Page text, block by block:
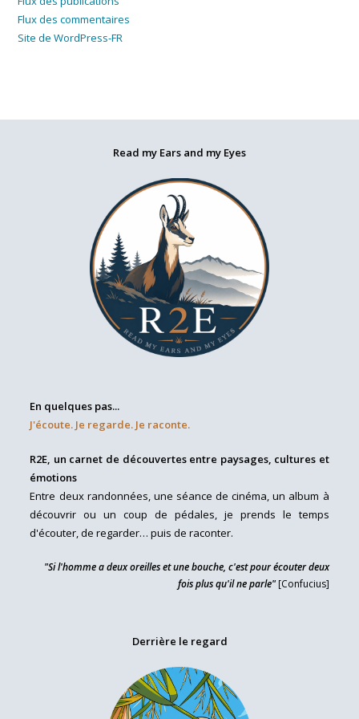
Flux des commentaires
Site de WordPress-FR
Read my Ears and my Eyes
En quelques pas...
J'écoute. Je regarde. Je raconte.
R2E, un carnet de découvertes entre paysages, cultures et
émotions
Entre deux randonnées, une séance de cinéma, un album à
découvrir ou un coup de pédales, je prends le temps
d'écouter, de regarder… puis de raconter.
"Si l'homme a deux oreilles et une bouche, c'est pour écouter deux
fois plus qu'il ne parle"[Confucius]
Derrière le regard